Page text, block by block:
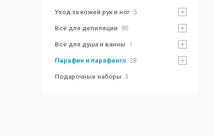
Уход за кожей рук и ног 5
Всё для депиляции 90
Всё для душа и ванны 1
Парафин и парафанго 28
Подарочные наборы 3